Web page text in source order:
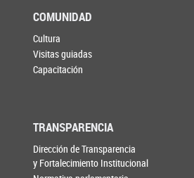
COMUNIDAD
Cultura
Visitas guiadas
Capacitación
TRANSPARENCIA
Dirección de Transparencia
y Fortalecimiento Institucional